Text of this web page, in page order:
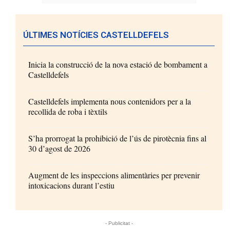
ÚLTIMES NOTÍCIES CASTELLDEFELS
Inicia la construcció de la nova estació de bombament a
Castelldefels
Castelldefels implementa nous contenidors per a la
recollida de roba i tèxtils
S’ha prorrogat la prohibició de l’ús de pirotècnia fins al
30 d’agost de 2026
Augment de les inspeccions alimentàries per prevenir
intoxicacions durant l’estiu
- Publicitat -